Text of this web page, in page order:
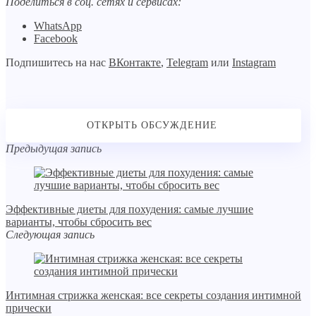
WhatsApp
Facebook
Подпишитесь на нас ВКонтакте, Telegram или Instagram
Предыдущая запись
Эффективные диеты для похудения: самые лучшие
варианты, чтобы сбросить вес
Следующая запись
Интимная стрижка женская: все секреты создания интимной
прически